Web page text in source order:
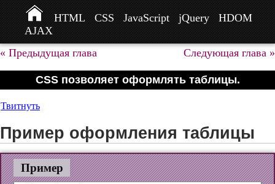
HTML CSS JavaScript jQuery
HDOM
AJAX
« Предыдущая глава
Следующая глава »
CSS позволяет оформлять таблицы.
Твитнуть
Пример оформления таблицы
Пример